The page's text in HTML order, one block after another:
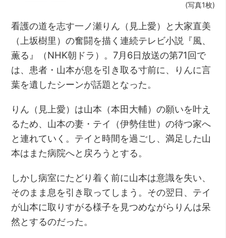
(写真1枚)
看護の道を志す一ノ瀬りん（見上愛）と大家直美
（上坂樹里）の奮闘を描く連続テレビ小説『風、
薫る』（NHK朝ドラ）。7月6日放送の第71回で
は、患者・山本が息を引き取る寸前に、りんに言
葉を遺したシーンが話題となった。
りん（見上愛）は山本（本田大輔）の願いを叶え
るため、山本の妻・テイ（伊勢佳世）の待つ家へ
と連れていく。テイと時間を過ごし、満足した山
本はまた病院へと戻ろうとする。
しかし病室にたどり着く前に山本は意識を失い、
そのまま息を引き取ってしまう。その翌日、テイ
が山本に取りすがる様子を見つめながらりんは呆
然とするのだった。